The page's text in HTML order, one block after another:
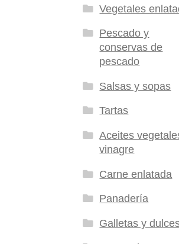
Vegetales
Pescado y
conservas de
pescado
Salsas y sopas
Tartas
Aceites
vinagre
Carne enlatada
Panadería
Galletas y